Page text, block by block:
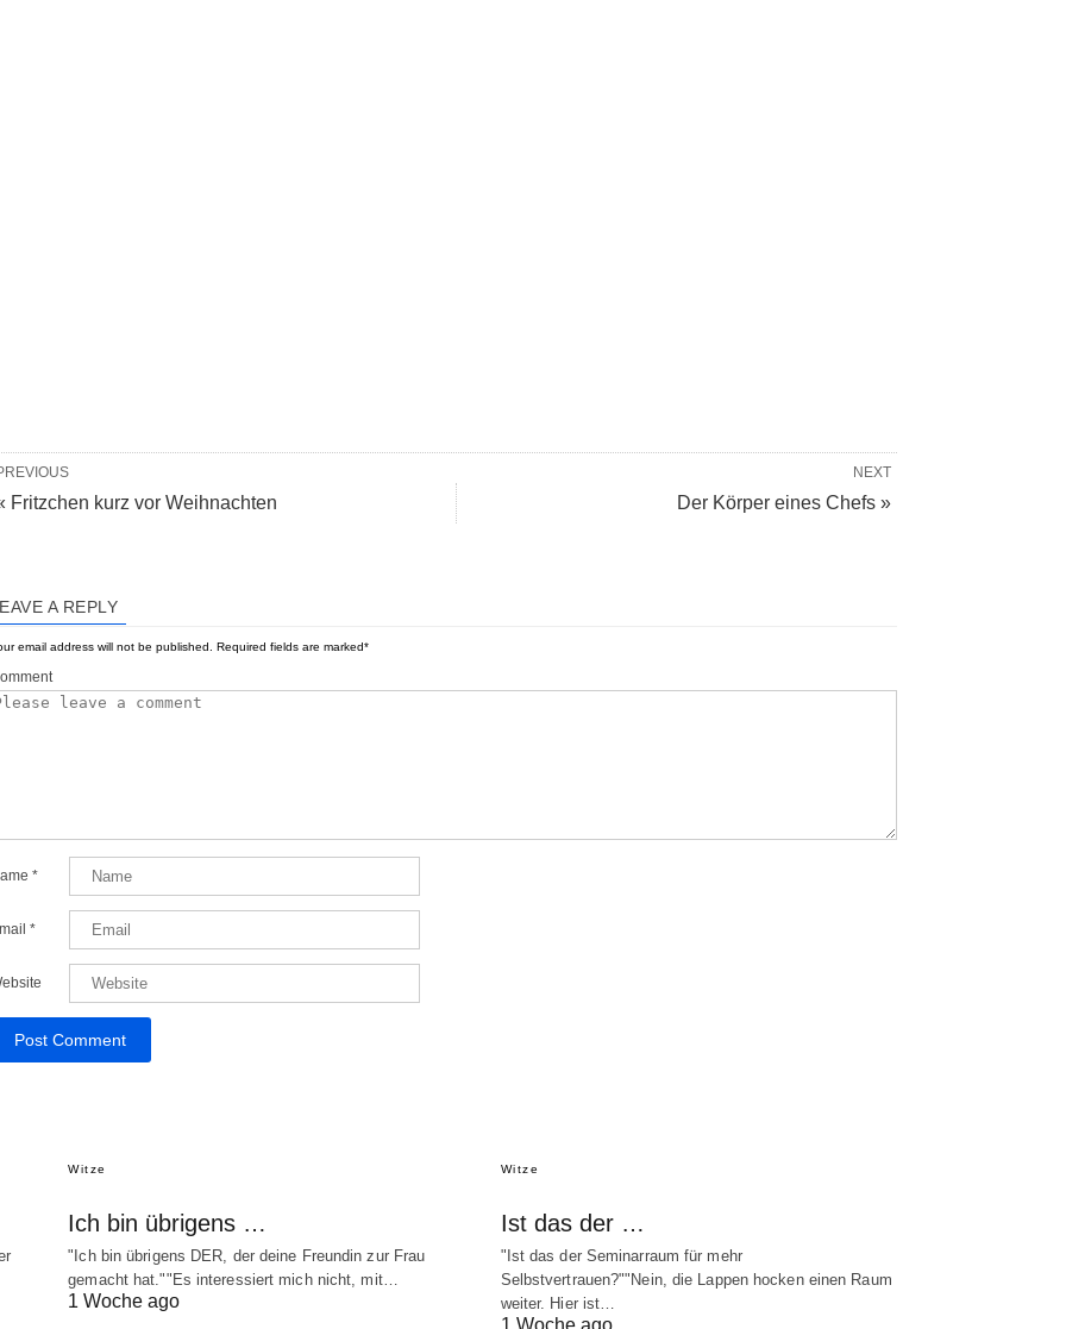
NEXT
Der Körper eines Chefs »
Fritzchen kurz vor Weihnachten
A REPLY
email address will not be published. Required fields are marked*
*
*
Witze
Ich bin übrigens …
"Ich bin übrigens DER, der deine Freundin zur Frau
gemacht hat.""Es interessiert mich nicht, mit…
1 Woche ago
Witze
Ist das der …
"Ist das der Seminarraum für mehr
Selbstvertrauen?""Nein, die Lappen hocken einen Raum
weiter. Hier ist…
1 Woche ago